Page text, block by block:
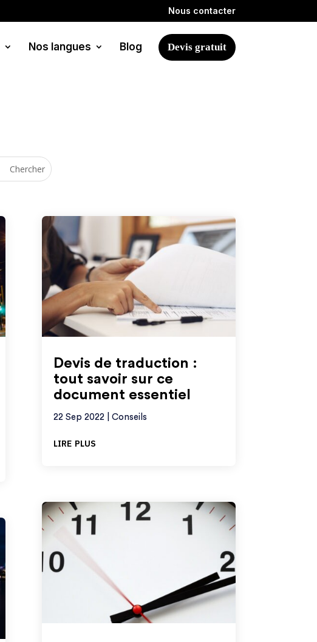
Nous contacter
Nos langues Blog Devis gratuit
Devis de traduction :
tout savoir sur ce
document essentiel
22 Sep 2022| Conseils
lire plus